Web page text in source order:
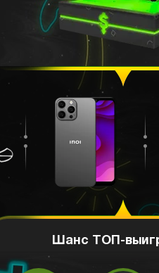
Шанс ТОП-